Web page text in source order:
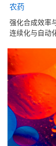
农药
强化合成效率
连续化与自动